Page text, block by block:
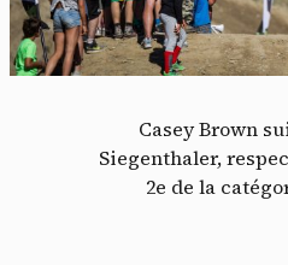
Casey Brown
Siegenthaler,
2e de la